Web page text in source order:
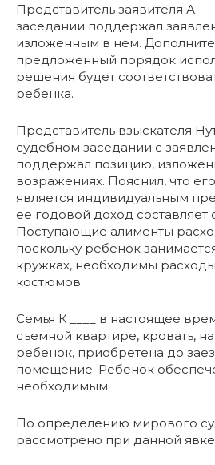
Представитель заявителя А
заседании поддержал
изложенным в нем.
предложенный порядок
решения будет
ребенка.
Представитель взыскателя
судебном заседании с
поддержал позицию,
возражениях. Пояснил, что
является индивидуальным
ее годовой доход составляет
Поступающие алименты
поскольку ребенок
кружках, необходимы
костюмов.
Семья К ____ в настоящее
съемной квартире, кровать,
ребенок, приобретена до
помещение. Ребенок
необходимым.
По определению мирового
рассмотрено при данной